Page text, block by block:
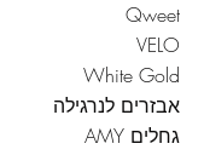
Qweet
VELO
White Gold
אבזרים לנרגילה
גחלים AMY